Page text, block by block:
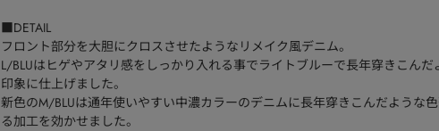
■DETAIL
フロント部分を大胆にクロスさせたようなリメイク風デニム。
L/BLUはヒゲやアタリ感をしっかり入れる事でライトブルーで長年穿きこんだ
印象に仕上げました。
新色のM/BLUは通年使いやすい中濃カラーのデニムに長年穿きこんだような
る加工を効かせました。